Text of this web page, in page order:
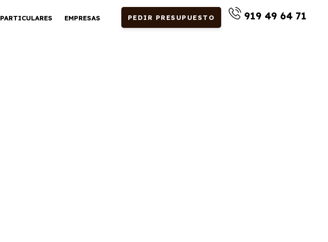
PARTICULARES EMPRESAS PEDIR PRESUPUESTO 919 49 64 71